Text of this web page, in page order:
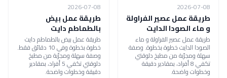
2026-07-08
طريقة عمل عصير الفراولة
و ماء الصودا الدايت
طريقة عمل عصير الفراولة و ماء
الصودا الدايت خطوة بخطوة. وصفة
سهلة ومجرّبة من مطبخ دلوقتي
تكفي 8 أفراد، بمقادير دقيقة
وخطوات واضحة.
2026-07-08
طريقة عمل بيض
بالطماطم دايت
طريقة عمل بيض بالطماطم دايت
خطوة بخطوة وفي 10 دقائق فقط.
وصفة سهلة ومجرّبة من مطبخ
دلوقتي تكفي 5 أفراد، بمقادير
دقيقة وخطوات واضحة.